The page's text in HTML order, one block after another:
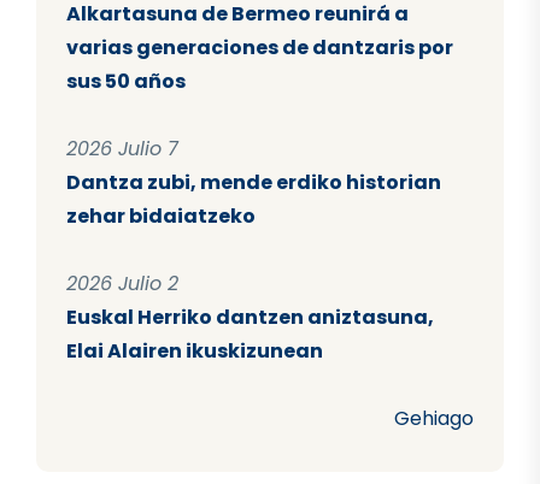
Alkartasuna de Bermeo reunirá a
varias generaciones de dantzaris por
sus 50 años
2026 Julio 7
Dantza zubi, mende erdiko historian
zehar bidaiatzeko
2026 Julio 2
Euskal Herriko dantzen aniztasuna,
Elai Alairen ikuskizunean
Gehiago